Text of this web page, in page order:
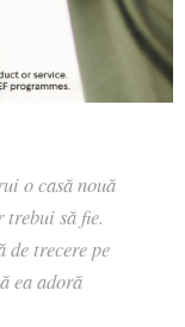
o casă nouă
trebui să fie.
de trecere pe
ea adoră